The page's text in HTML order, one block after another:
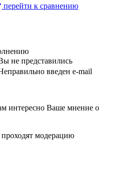
перейти к сравнению
не представились
введен e-mail
интересно Ваше мнение о
модерацию